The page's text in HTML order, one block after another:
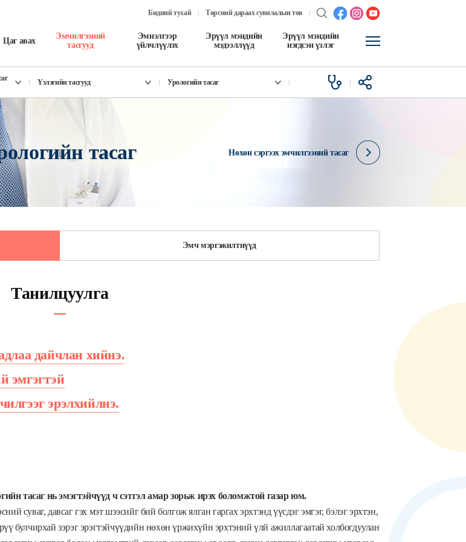
Бидний тухай Төрсний дараах сувилалын төв
Цаг авах
Эмчилгээний
тасгууд
Эмнэлгээр
үйлчлүүлэх
Эрүүл мэндийн
мэдээллүүд
Эрүүл мэндийн
нэгдсэн үзлэг
Үзлэгийн тасгууд Урологийн тасаг
тасаг Нөхөн сэргээх эмчилгээний тасаг
Эмч мэргэжилтнүүд
Танилцуулга
дайчлан хийнэ.
эмгэгтэй
эрэлхийлнэ.
тасаг нь эмэгтэйчүүд ч сэтгэл амар зорьж ирэх боломжтой газар юм.
суваг, давсаг гэх мэт шээсийг бий болгож ялган гаргах эрхтэнд үүсдэг эмгэг, бэлэг эрхтэн,
булчирхай зэрэг эрэгтэйчүүдийн нөхөн үржихүйн эрхтэний үлй ажиллагаатай холбогдуулан